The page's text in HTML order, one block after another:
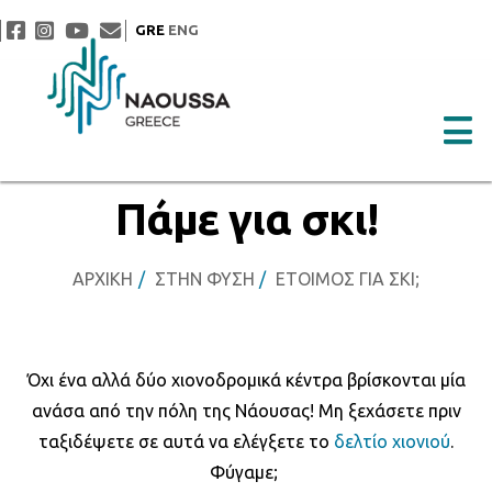
GRE ENG
Πάμε για σκι!
ΑΡΧΙΚΉ ΣΤΗΝ ΦΎΣΗ ΈΤΟΙΜΟΣ ΓΙΑ ΣΚΙ;
Όχι ένα αλλά δύο χιονοδρομικά κέντρα βρίσκονται μία
ανάσα από την πόλη της Νάουσας! Μη ξεχάσετε πριν
ταξιδέψετε σε αυτά να ελέγξετε το δελτίο χιονιού.
Φύγαμε;